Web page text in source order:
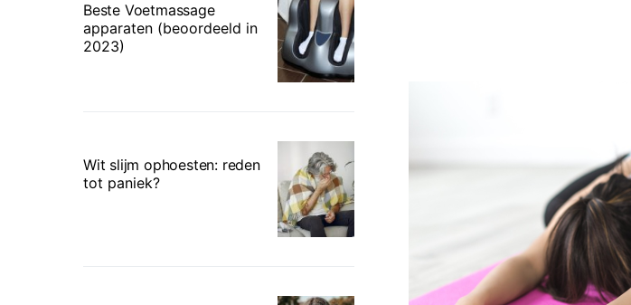
Beste Voetmassage
apparaten (beoordeeld in
2023)
Wit slijm ophoesten: reden
tot paniek?